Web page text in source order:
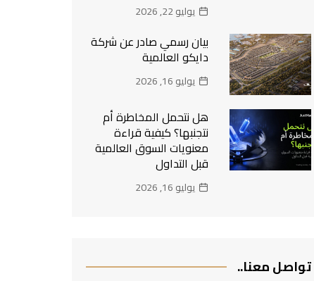
يوليو 22, 2026
بيان رسمي صادر عن شركة
دايكو العالمية
يوليو 16, 2026
هل نتحمل المخاطرة أم
نتجنبها؟ كيفية قراءة
معنويات السوق العالمية
قبل التداول
يوليو 16, 2026
تواصل معنا..